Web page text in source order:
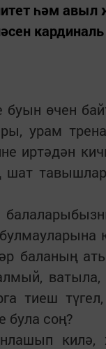
һәм
кардиналь
өчен
урам
иртәдән
баланың
тиеш
була соң?
килә,